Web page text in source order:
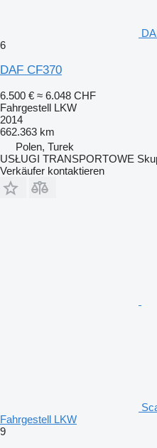
6
DAF CF370
6.500 € ≈ 6.048 CHF
Fahrgestell LKW
2014
662.363 km
Polen, Turek
USŁUGI TRANSPORTOWE
Verkäufer kontaktieren
Fahrgestell LKW
9